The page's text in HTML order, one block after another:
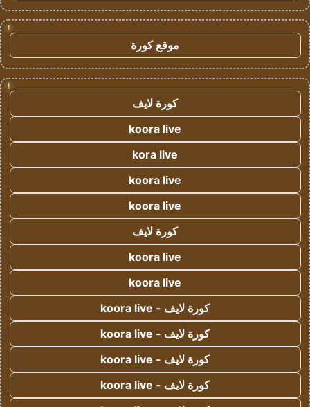
!
موقع كورة
!
كورة لايف
koora live
kora live
koora live
koora live
كورة لايف
koora live
koora live
كورة لايف - koora live
كورة لايف - koora live
كورة لايف - koora live
كورة لايف - koora live